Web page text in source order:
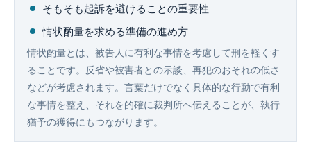
そもそも起訴を避けることの重要性
情状酌量を求める準備の進め方
情状酌量とは、被告人に有利な事情を考慮して刑を軽くす
ることです。反省や被害者との示談、再犯のおそれの低さ
などが考慮されます。言葉だけでなく具体的な行動で有利
な事情を整え、それを的確に裁判所へ伝えることが、執行
猶予の獲得にもつながります。